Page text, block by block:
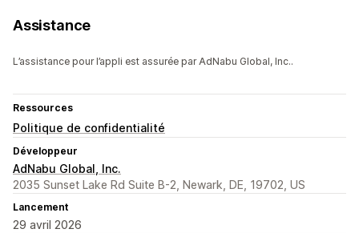
Assistance
L’assistance pour l’appli est assurée par AdNabu Global, Inc..
Ressources
Politique de confidentialité
Développeur
AdNabu Global, Inc.
2035 Sunset Lake Rd Suite B-2, Newark, DE, 19702, US
Lancement
29 avril 2026